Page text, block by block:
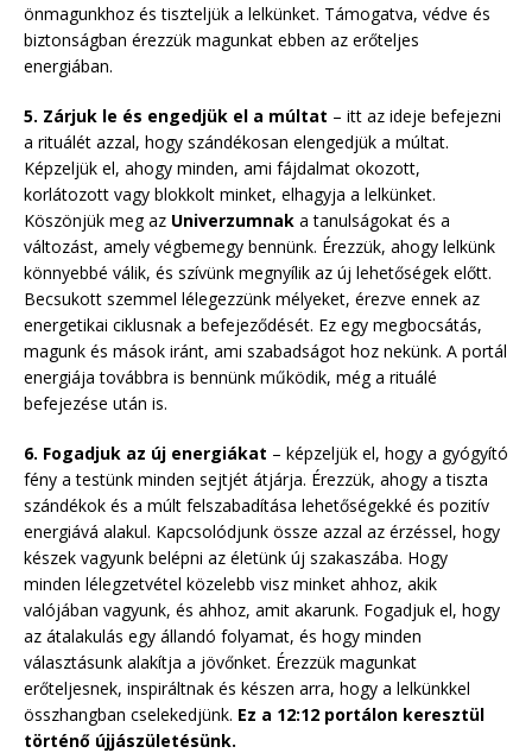
önmagunkhoz és tiszteljük a lelkünket. Támogatva, védve és
biztonságban érezzük magunkat ebben az erőteljes
energiában.
5. Zárjuk le és engedjük el a múltat – itt az ideje befejezni
a rituálét azzal, hogy szándékosan elengedjük a múltat.
Képzeljük el, ahogy minden, ami fájdalmat okozott,
korlátozott vagy blokkolt minket, elhagyja a lelkünket.
Köszönjük meg az Univerzumnak a tanulságokat és a
változást, amely végbemegy bennünk. Érezzük, ahogy lelkünk
könnyebbé válik, és szívünk megnyílik az új lehetőségek előtt.
Becsukott szemmel lélegezzünk mélyeket, érezve ennek az
energetikai ciklusnak a befejeződését. Ez egy megbocsátás,
magunk és mások iránt, ami szabadságot hoz nekünk. A portál
energiája továbbra is bennünk működik, még a rituálé
befejezése után is.
6. Fogadjuk az új energiákat – képzeljük el, hogy a gyógyító
fény a testünk minden sejtjét átjárja. Érezzük, ahogy a tiszta
szándékok és a múlt felszabadítása lehetőségekké és pozitív
energiává alakul. Kapcsolódjunk össze azzal az érzéssel, hogy
készek vagyunk belépni az életünk új szakaszába. Hogy
minden lélegzetvétel közelebb visz minket ahhoz, akik
valójában vagyunk, és ahhoz, amit akarunk. Fogadjuk el, hogy
az átalakulás egy állandó folyamat, és hogy minden
választásunk alakítja a jövőnket. Érezzük magunkat
erőteljesnek, inspiráltnak és készen arra, hogy a lelkünkkel
összhangban cselekedjünk. Ez a 12:12 portálon keresztül
történő újjászületésünk.